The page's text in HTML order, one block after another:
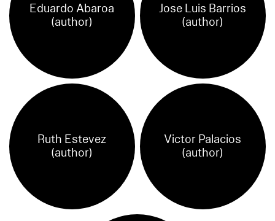
Eduardo Abaroa
(author)
Jose Luis Barrios
(author)
Ruth Estevez
(author)
Victor Palacios
(author)